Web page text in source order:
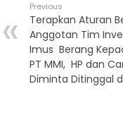
Previous
Terapkan Aturan
Anggotan Tim
Imus Berang
PT MMI, HP dan
Diminta Ditinggal